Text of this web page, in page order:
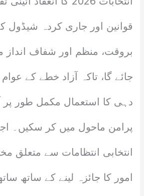
قوانین اور جاری کردہ شیڈول
بروقت، منظم اور شفاف انداز
جائے گا، تاکہ آزاد خطے کے
دہی کا استعمال مکمل طور پر
پرامن ماحول میں کر سکیں۔
انتخابی انتظامات سے متعلق
امور کا جائزہ لینے کے ساتھ